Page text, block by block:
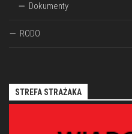
Dokumenty
RODO
STREFA STRAŻAKA